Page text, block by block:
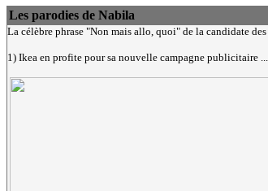
Les parodies de Nabila
La célèbre phrase "Non mais allo, quoi" de la candidate
1) Ikea en profite pour sa nouvelle campagne publicitaire ...